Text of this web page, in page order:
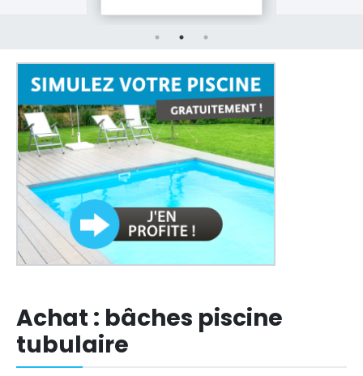
Achat : bâches piscine
tubulaire